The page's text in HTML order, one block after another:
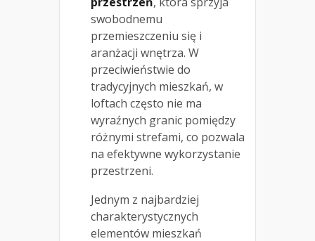
swobodnemu
przemieszczeniu się i
aranżacji wnętrza. W
przeciwieństwie do
tradycyjnych mieszkań, w
loftach często nie ma
wyraźnych granic pomiędzy
różnymi strefami, co pozwala
na efektywne wykorzystanie
przestrzeni.
Jednym z najbardziej
charakterystycznych
elementów mieszkań